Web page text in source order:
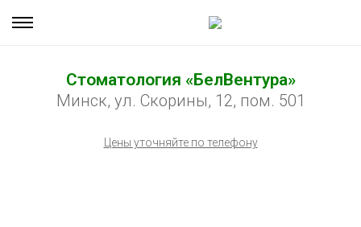
Стоматология «БелВентура»
Минск, ул. Скорины, 12, пом. 501
Цены уточняйте по телефону